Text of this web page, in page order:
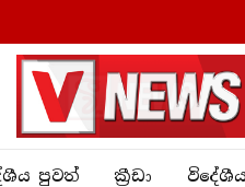
පුව​ත් ක්‍රී​ඩා